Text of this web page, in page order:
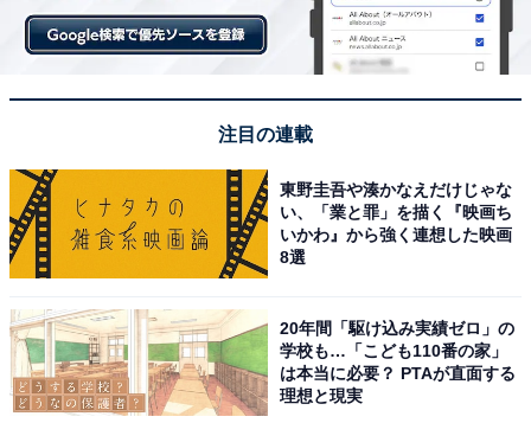
注目の連載
東野圭吾や湊かなえだけじゃな
い、「業と罪」を描く『映画ち
いかわ』から強く連想した映画
8選
20年間「駆け込み実績ゼロ」の
学校も…「こども110番の家」
は本当に必要？ PTAが直面する
理想と現実